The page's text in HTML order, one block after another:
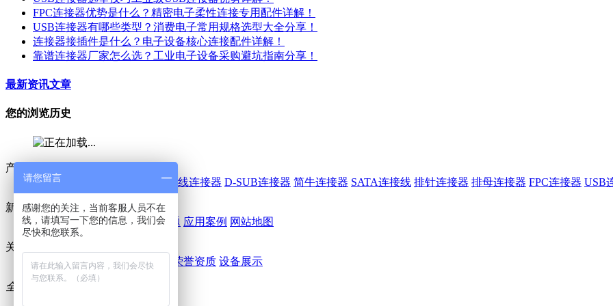
FPC连接器优势是什么？精密电子柔性连接专用配件详解！
USB连接器有哪些类型？消费电子常用规格选型大全分享！
连接器接插件是什么？电子设备核心连接配件详解！
靠谱连接器厂家怎么选？工业电子设备采购避坑指南分享！
最新资讯文章
您的浏览历史
产品中心
线对板连接器
线对线连接器 D-SUB连接器 简牛连接器 SATA连接线 排针连接器 排母连接器 FPC连接器 USB
新闻 / 案例
鑫鹏博动态 行业动态 常见问题 应用案例 网站地图
关于我们
公司简介 企业文化 企业风采 荣誉资质 设备展示
全国免费咨询热线：
请您留言
感谢您的关注，当前客服人员不在
线，请填写一下您的信息，我们会
尽快和您联系。